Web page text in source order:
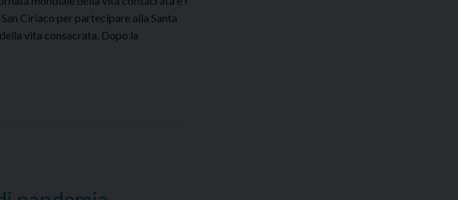
Ciriaco per partecipare alla Santa
vita consacrata. Dopo la